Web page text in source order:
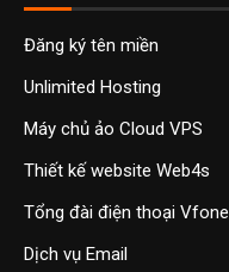
Đăng ký tên miền
Unlimited Hosting
Máy chủ ảo Cloud VPS
Thiết kế website Web4s
Tổng đài điện thoại Vfone
Dịch vụ Email